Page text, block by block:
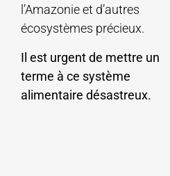
l’Amazonie et d’autres
écosystèmes précieux.
Il est urgent de mettre un
terme à ce système
alimentaire désastreux.